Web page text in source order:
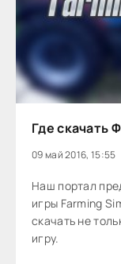
Где скачать
09 май 2016, 15:55
Наш портал
игры Farming
скачать не
игру.